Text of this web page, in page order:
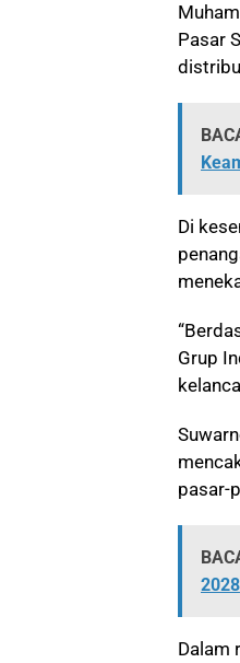
Pasar
Di
Grup
pasar-
2028
Dalam